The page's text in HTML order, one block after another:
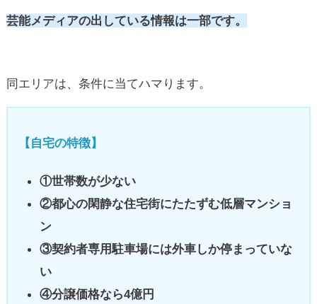
芸能メディアの出している情報は一部です。
同エリアは、条件に当てハマります。
【自宅の特徴】
①世帯数が少ない
②都心の閑静な住宅街にたたずむ低層マンショ
ン
③契約者専用駐車場には外車しか停まっていな
い
④分譲価格なら4億円